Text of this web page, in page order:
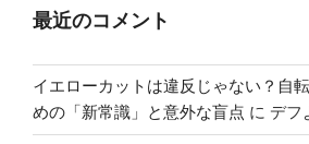
最近のコメント
イエローカットは違反じゃない？自
めの「新常識」と意外な盲点 に デフ